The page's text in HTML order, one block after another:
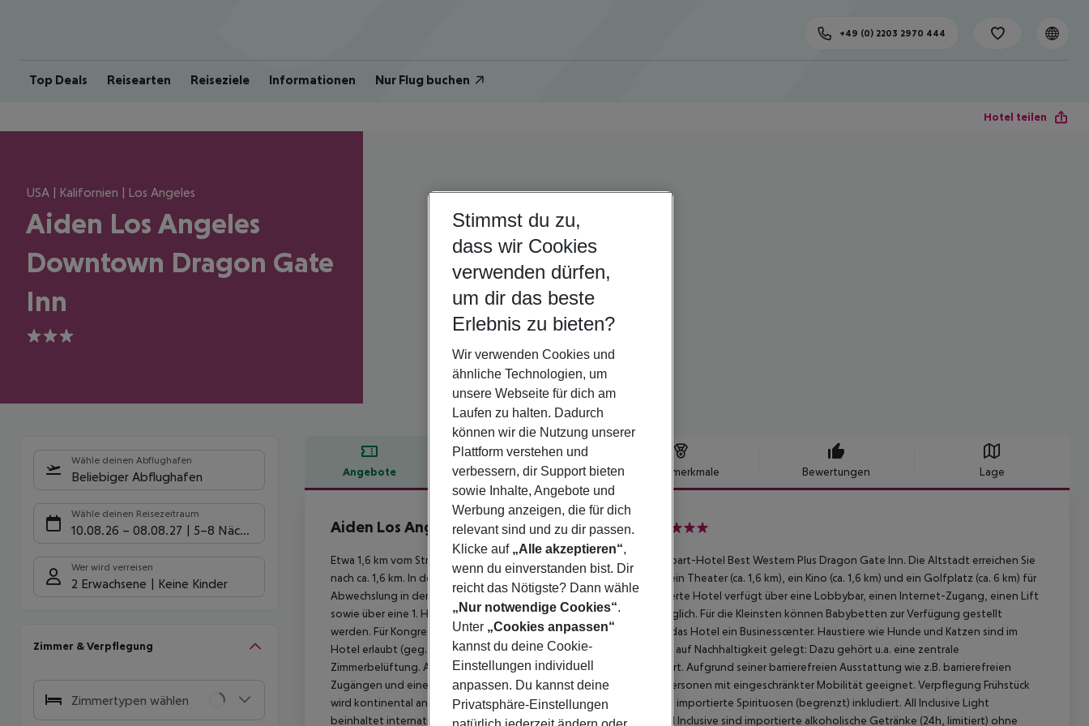
Top Deals Reisearten Reiseziele Informationen Nur Flug buchen
+49 (0) 2203 2970 444
Hotel teilen
USA | Kalifornien | Los Angeles
Aiden Los Angeles
Downtown Dragon Gate
Inn
3
Wähle deinen Abflughafen
Beliebiger Abflughafen
Wähle deinen Reisezeitraum
10.08.26 – 08.08.27 5-8 Nächte
Wer wird verreisen
2 Erwachsene Keine Kinder
Zimmer & Verpflegung
Zimmertypen wählen
Angebote Hotelbeschreibung Hotelmerkmale Bewertungen Lage
Hotelbeschreibung
Aiden Los Angeles Downtown Dragon Gate Inn
Etwa 1,6 km vom Strand und ca. 25 km vom Meer entfernt liegt das Apart-Hotel Best Western Plus Dragon Gate Inn. Die Altstadt erreichen Sie
nach ca. 1,6 km. In der Umgebung sorgen ein Freizeitpark (ca. 25 km), ein Theater (ca. 1,6 km), ein Kino (ca. 1,6 km) und ein Golfplatz (ca. 6 km) für
Abwechslung in der schönsten Zeit des Jahres. Das saisonal klimatisierte Hotel verfügt über eine Lobbybar, einen Internet-Zugang, einen Lift
sowie über eine 1. Hilfe-Ausrüstung. Der Check In rund um die Uhr möglich. Für die Kleinsten können Babybetten zur Verfügung gestellt
werden. Für Kongresse und sonstige geschäftliche Meetings bietet das Hotel ein Businesscenter. Haustiere wie Hunde und Katzen sind im
Hotel erlaubt (geg. Gebühr). In Ihrem Urlaubshotel wird sehr viel Wert auf Nachhaltigkeit gelegt: Dazu gehört u.a. eine zentrale
Zimmerbelüftung. Als Zahlungsmittel wird Euro/Master Card akzeptiert. Aufgrund seiner barrierefreien Ausstattung wie z.B. barrierefreien
Zugängen und einem rollstuhlgerechten Bad ist das Hotel auch für Personen mit eingeschränkter Mobilität geeignet. Verpflegung Frühstück
wird kontinental angeboten. Bei Buchung von Halbpension Plus sind importierte Spirituosen (begrenzt) inkludiert. All Inclusive Light
beinhaltet internationale alkoholische Getränke. Bei Buchung von All Inclusive sind importierte alkoholische Getränke (24h, limitiert) ohne
Stimmst du zu,
dass wir Cookies
verwenden dürfen,
um dir das beste
Erlebnis zu bieten?
Wir verwenden Cookies und
ähnliche Technologien, um
unsere Webseite für dich am
Laufen zu halten. Dadurch
können wir die Nutzung unserer
Plattform verstehen und
verbessern, dir Support bieten
sowie Inhalte, Angebote und
Werbung anzeigen, die für dich
relevant sind und zu dir passen.
Klicke auf „Alle akzeptieren“,
wenn du einverstanden bist. Dir
reicht das Nötigste? Dann wähle
„Nur notwendige Cookies“.
Unter „Cookies anpassen“
kannst du deine Cookie-
Einstellungen individuell
anpassen. Du kannst deine
Privatsphäre-Einstellungen